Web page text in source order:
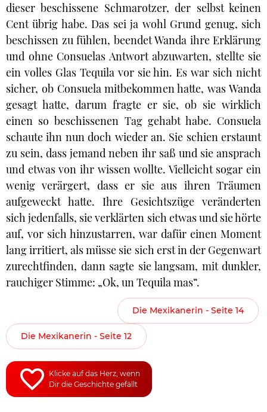
dieser beschissene Schmarotzer, der selbst keinen
Cent übrig habe. Das sei ja wohl Grund genug, sich
beschissen zu fühlen, beendet Wanda ihre Erklärung
und ohne Consuelas Antwort abzuwarten, stellte sie
ein volles Glas Tequila vor sie hin. Es war sich nicht
sicher, ob Consuela mitbekommen hatte, was Wanda
gesagt hatte, darum fragte er sie, ob sie wirklich
einen so beschissenen Tag gehabt habe. Consuela
schaute ihn nun doch wieder an. Sie schien erstaunt
zu sein, dass jemand neben ihr saß und sie ansprach
und etwas von ihr wissen wollte. Vielleicht sogar ein
wenig verärgert, dass er sie aus ihren Träumen
aufgeweckt hatte. Ihre Gesichtszüge veränderten
sich jedenfalls, sie verklärten sich etwas und sie hörte
auf, vor sich hinzustarren, war dafür einen Moment
lang irritiert, als müsse sie sich erst in der Gegenwart
zurechtfinden, dann sagte sie langsam, mit dunkler,
rauchiger Stimme: „Ok, un Tequila mas“.
Die Mexikanerin - Seite 14
Die Mexikanerin - Seite 12
Klicke auf das Herz, wenn
Dir die Geschichte gefällt